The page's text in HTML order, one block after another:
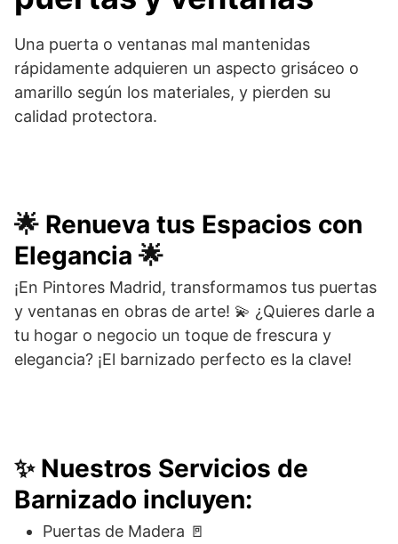
Una puerta o ventanas mal mantenidas
rápidamente adquieren un aspecto grisáceo o
amarillo según los materiales, y pierden su
calidad protectora.
🌟 Renueva tus Espacios con
Elegancia 🌟
¡En Pintores Madrid, transformamos tus puertas
y ventanas en obras de arte! 💫 ¿Quieres darle a
tu hogar o negocio un toque de frescura y
elegancia? ¡El barnizado perfecto es la clave!
✨ Nuestros Servicios de
Barnizado incluyen:
Puertas de Madera 🚪